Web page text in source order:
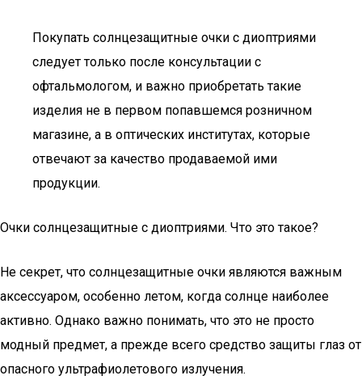
Покупать солнцезащитные очки с диоптриями
следует только после консультации с
офтальмологом, и важно приобретать такие
изделия не в первом попавшемся розничном
магазине, а в оптических институтах, которые
отвечают за качество продаваемой ими
продукции.
Очки солнцезащитные с диоптриями. Что это такое?
Не секрет, что солнцезащитные очки являются важным
аксессуаром, особенно летом, когда солнце наиболее
активно. Однако важно понимать, что это не просто
модный предмет, а прежде всего средство защиты глаз от
опасного ультрафиолетового излучения.